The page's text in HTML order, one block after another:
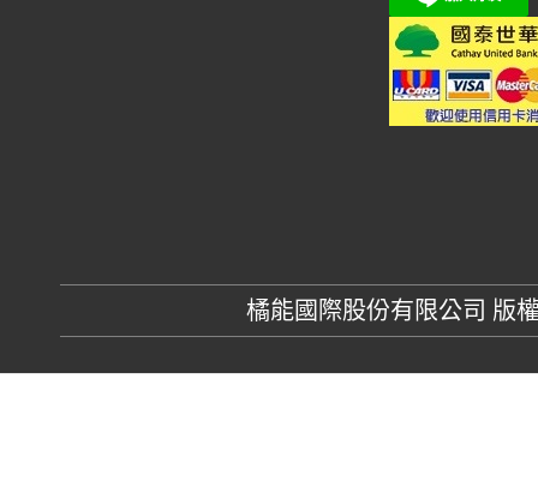
橘能國際股份有限公司 版